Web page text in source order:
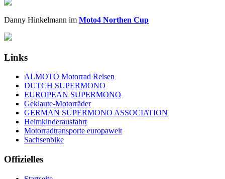
Danny Hinkelmann im Moto4 Northen Cup
Links
ALMOTO Motorrad Reisen
DUTCH SUPERMONO
EUROPEAN SUPERMONO
Geklaute-Motorräder
GERMAN SUPERMONO ASSOCIATION
Heimkinderausfahrt
Motorradtransporte europaweit
Sachsenbike
Offizielles